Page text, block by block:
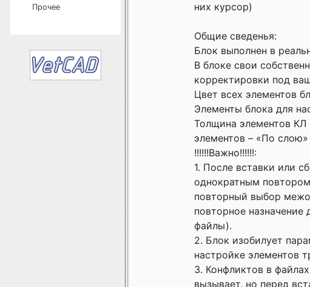
Прочее
них курсор)
Общие сведенья:
Блок выполнен в
В блоке свои
корректировки под
Цвет всех элементов
Элементы блока для
Толщина элементов КЛ
элементов – «По слою»
!!!!!!Важно!!!!!!:
1. После вставки или
однократным
повторный выбор
повторное
файлы).
2. Блок изобилует
настройке элементов
3. Конфликтов в
вызывает, но перед